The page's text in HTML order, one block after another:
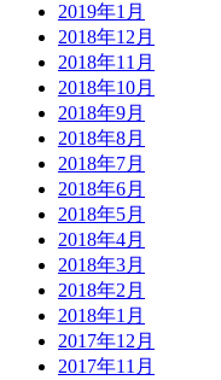
2019年1月
2018年12月
2018年11月
2018年10月
2018年9月
2018年8月
2018年7月
2018年6月
2018年5月
2018年4月
2018年3月
2018年2月
2018年1月
2017年12月
2017年11月